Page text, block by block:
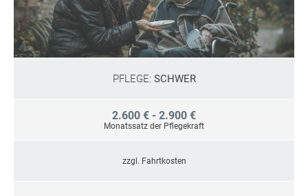
PFLEGE: SCHWER
2.600 € - 2.900 €
Monatssatz der Pflegekraft
zzgl. Fahrtkosten